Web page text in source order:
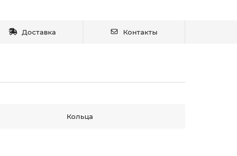
Доставка Контакты
Кольца